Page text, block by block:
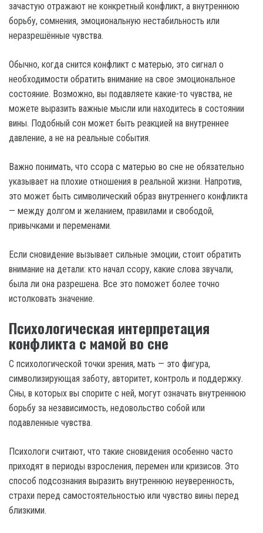
зачастую отражают не конкретный конфликт, а внутреннюю
борьбу, сомнения, эмоциональную нестабильность или
неразрешённые чувства.
Обычно, когда снится конфликт с матерью, это сигнал о
необходимости обратить внимание на свое эмоциональное
состояние. Возможно, вы подавляете какие-то чувства, не
можете выразить важные мысли или находитесь в состоянии
вины. Подобный сон может быть реакцией на внутреннее
давление, а не на реальные события.
Важно понимать, что ссора с матерью во сне не обязательно
указывает на плохие отношения в реальной жизни. Напротив,
это может быть символический образ внутреннего конфликта
— между долгом и желанием, правилами и свободой,
привычками и переменами.
Если сновидение вызывает сильные эмоции, стоит обратить
внимание на детали: кто начал ссору, какие слова звучали,
была ли она разрешена. Все это поможет более точно
истолковать значение.
Психологическая интерпретация
конфликта с мамой во сне
С психологической точки зрения, мать — это фигура,
символизирующая заботу, авторитет, контроль и поддержку.
Сны, в которых вы спорите с ней, могут означать внутреннюю
борьбу за независимость, недовольство собой или
подавленные чувства.
Психологи считают, что такие сновидения особенно часто
приходят в периоды взросления, перемен или кризисов. Это
способ подсознания выразить внутреннюю неуверенность,
страхи перед самостоятельностью или чувство вины перед
близкими.